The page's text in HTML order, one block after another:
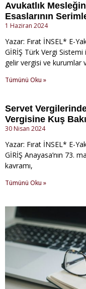
Avukatlık
Esaslarının
1 Haziran 2024
Yazar: Fırat İNSEL* E-
GİRİŞ Türk Vergi
gelir vergisi ve kurumlar
Tümünü Oku »
Servet
Vergisine Kuş
30 Nisan 2024
Yazar: Fırat İNSEL* E-
GİRİŞ Anayasa’nın 73.
kavramı,
Tümünü Oku »